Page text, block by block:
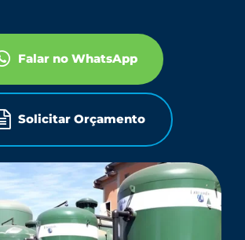
Falar no WhatsApp
Solicitar Orçamento